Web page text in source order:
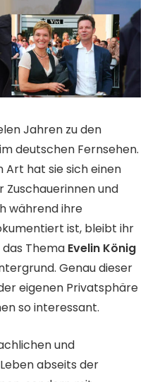
Jahren zu den
deutschen Fernsehen.
Art hat sie sich einen
Zuschauerinnen und
während ihre
ist, bleibt ihr
Thema Evelin König
Genau dieser
eigenen Privatsphäre
so interessant.
und
abseits der